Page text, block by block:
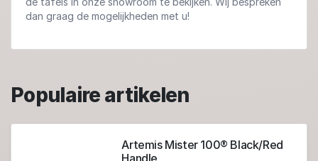
dan graag de mogelijkheden met u!
Populaire artikelen
Artemis Mister 100® Black/Red
Handle